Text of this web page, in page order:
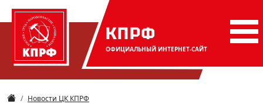
КПРФ
ОФИЦИАЛЬНЫЙ ИНТЕРНЕТ-САЙТ
Новости ЦК КПРФ